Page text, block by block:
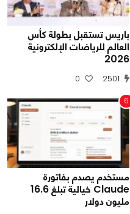
باريس تستقبل بطولة كأس
العالم للرياضات الإلكترونية
2026
2501
0
6
مستخدم يصدم بفاتورة
Claude خيالية تبلغ 16.6
مليون دولار